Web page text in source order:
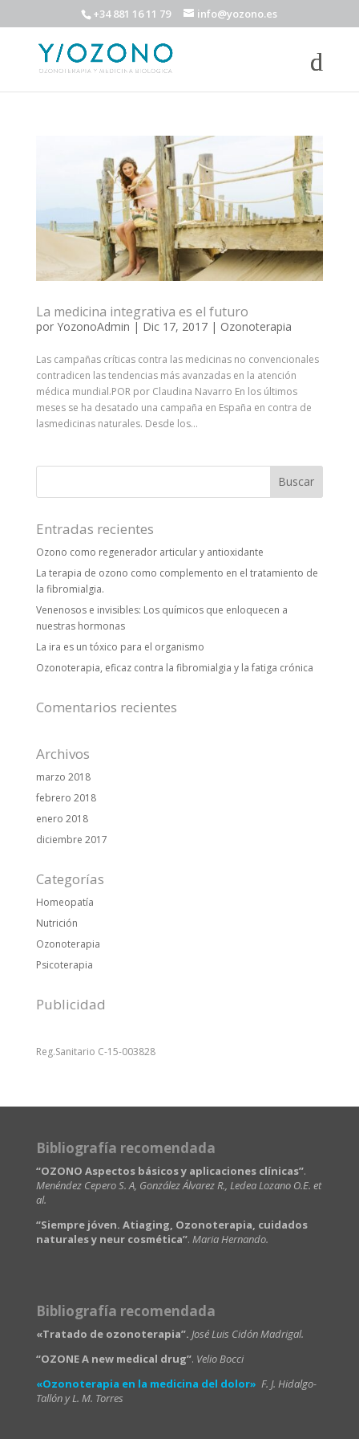
+34 881 16 11 79 info@yozono.es
La medicina integrativa es el futuro
por YozonoAdmin | Dic 17, 2017| Ozonoterapia
Las campañas críticas contra las medicinas no convencionales
contradicen las tendencias más avanzadas en la atención
médica mundial.POR por Claudina Navarro En los últimos
meses se ha desatado una campaña en España en contra de
lasmedicinas naturales. Desde los...
Entradas recientes
Ozono como regenerador articular y antioxidante
La terapia de ozono como complemento en el tratamiento de
la fibromialgia.
Venenosos e invisibles: Los químicos que enloquecen a
nuestras hormonas
La ira es un tóxico para el organismo
Ozonoterapia, eficaz contra la fibromialgia y la fatiga crónica
Comentarios recientes
Archivos
marzo 2018
febrero 2018
enero 2018
diciembre 2017
Categorías
Homeopatía
Nutrición
Ozonoterapia
Psicoterapia
Publicidad
Reg.Sanitario C-15-003828
Bibliografía recomendada
“OZONO Aspectos básicos y aplicaciones clínicas”.
Menéndez Cepero S. A, González Álvarez R., Ledea Lozano O.E. et
al.
“Siempre jóven. Atiaging, Ozonoterapia, cuidados
naturales y neur cosmética”. Maria Hernando.
Bibliografía recomendada
«Tratado de ozonoterapia”. José Luis Cidón Madrigal.
“OZONE A new medical drug”. Velio Bocci
«Ozonoterapia en la medicina del dolor» F. J. Hidalgo-
Tallón y L. M. Torres